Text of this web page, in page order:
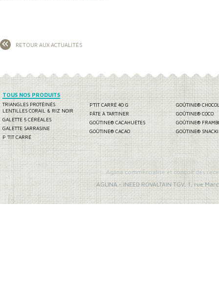
RETOUR AUX ACTUALITÉS
TOUS NOS PRODUITS
TRIANGLES PROTÉINÉS
LENTILLES CORAIL & RIZ NOIR
GALETTE 5 CÉRÉALES
GALETTE SARRASINE
P 'TIT CARRÉ
P'TIT CARRÉ 40 G
PÂTE À TARTINER
GOÛTINE® CACAHUÈTES
GOÛTINE® CACAO
GOÛTINE®
GOÛTINE® COCO
GOÛTINE®
GOÛTINE®
Aglina commercialise et conçoit des
AGLINA - INEED ROVALTAIN TGV, 1, rue